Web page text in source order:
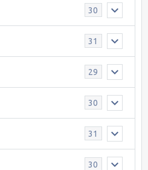
30
31
29
30
31
30